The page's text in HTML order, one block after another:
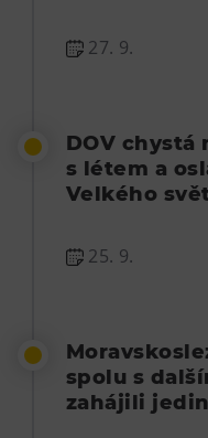
27. 9.
DOV chystá
s létem a
Velkého
25. 9.
spolu s
zahájili